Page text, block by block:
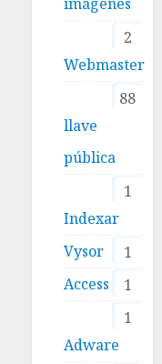
2
Webmaster
88
llave
pública
1
Indexar
1
Vysor
1
Access
1
Adware